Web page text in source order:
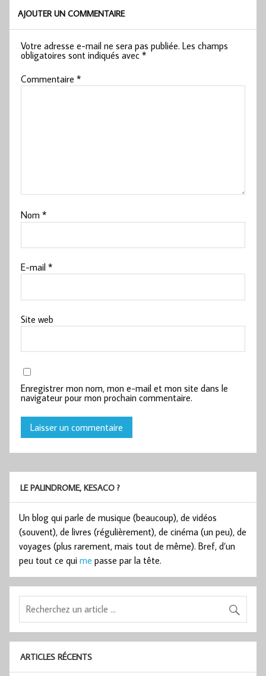
AJOUTER UN COMMENTAIRE
Votre adresse e-mail ne sera pas publiée. Les champs
obligatoires sont indiqués avec*
Commentaire*
Nom*
E-mail*
Site web
Enregistrer mon nom, mon e-mail et mon site dans le
navigateur pour mon prochain commentaire.
LE PALINDROME, KESACO ?
Un blog qui parle de musique (beaucoup), de vidéos
(souvent), de livres (régulièrement), de cinéma (un peu), de
voyages (plus rarement, mais tout de même). Bref, d’un
peu tout ce qui me passe par la tête.
ARTICLES RÉCENTS